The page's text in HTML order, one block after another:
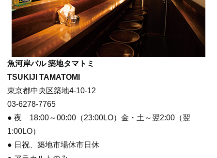
魚河岸バル 築地タマトミ
TSUKIJI TAMATOMI
東京都中央区築地4-10-12
03-6278-7765
● 夜 18:00～00:00（23:00LO）金・土～翌2:00（翌
1:00LO）
● 日祝、築地市場休市日休